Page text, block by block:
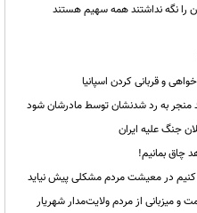
را نگه نداشتند همه سهیم هستند
و قربانی کردن اسپانیا
به رد شدنشان توسط مادرشان شود
جنگ علیه ایران
چاق بمانیم!
کنیم در معیشت مردم مشکلی پیش نیاید